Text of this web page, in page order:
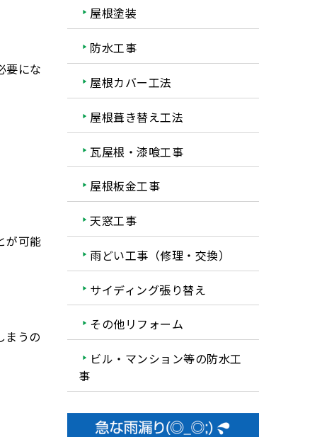
要にな
が可能
まうの
屋根塗装
防水工事
屋根カバー工法
屋根葺き替え工法
瓦屋根・漆喰工事
屋根板金工事
天窓工事
雨どい工事（修理・交換）
サイディング張り替え
その他リフォーム
ビル・マンション等の防水工
事